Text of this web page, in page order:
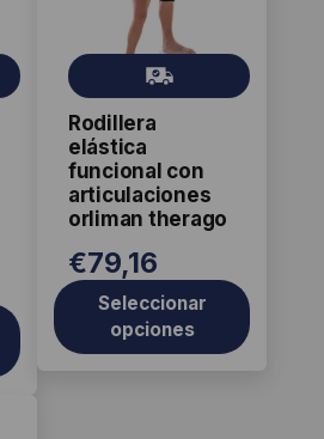
Rodillera
elástica
funcional con
articulaciones
orliman therago
Gr
ati
s
€79,16
Seleccionar
opciones
variantes.
opciones
pueden
elegir
en
página
de
producto